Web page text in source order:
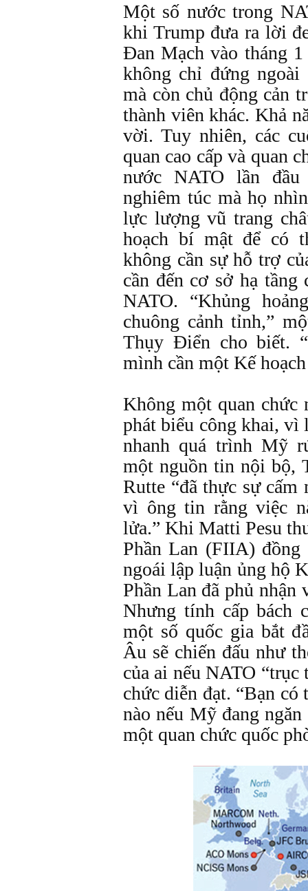
Một số nước trong
khi Trump đưa ra lời
Đan Mạch vào tháng
không chỉ đứng
mà còn chủ động cản
thành viên khác. Khả
vời. Tuy nhiên, các
quan cao cấp và quan
nước NATO lần
nghiêm túc mà họ
lực lượng vũ trang
hoạch bí mật để có
không cần sự hỗ trợ
cần đến cơ sở hạ
NATO. “Khủng
chuông cảnh tỉnh,”
Thụy Điển cho biết.
mình cần một Kế
Không một quan chức
phát biểu công khai, vì
nhanh quá trình Mỹ
một nguồn tin nội bộ,
Rutte “đã thực sự
vì ông tin rằng việc
lửa.” Khi Matti Pesu
Phần Lan (FIIA)
ngoái lập luận ủng hộ
Phần Lan đã phủ nhận
Nhưng tính cấp bách
một số quốc gia bắt
Âu sẽ chiến đấu như
của ai nếu NATO “trục
chức diễn đạt. “Bạn
nào nếu Mỹ đang
một quan chức quốc